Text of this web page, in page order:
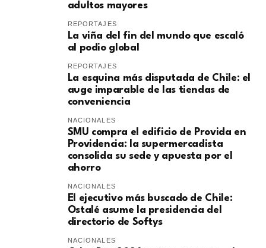
adultos mayores
REPORTAJES
La viña del fin del mundo que escaló
al podio global
REPORTAJES
La esquina más disputada de Chile: el
auge imparable de las tiendas de
conveniencia
NACIONALES
SMU compra el edificio de Provida en
Providencia: la supermercadista
consolida su sede y apuesta por el
ahorro
NACIONALES
El ejecutivo más buscado de Chile:
Ostalé asume la presidencia del
directorio de Softys
NACIONALES